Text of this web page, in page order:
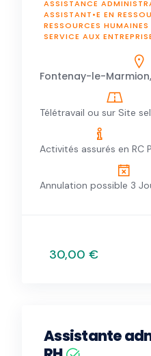
ASSISTANCE
ASSISTANT•E EN
RESSOURCES HUMAINES
SERVICE AUX
Fontenay-le-
Télétravail ou sur Site
Activités assurés en RC
Annulation possible 3
30,00 €
Assistante